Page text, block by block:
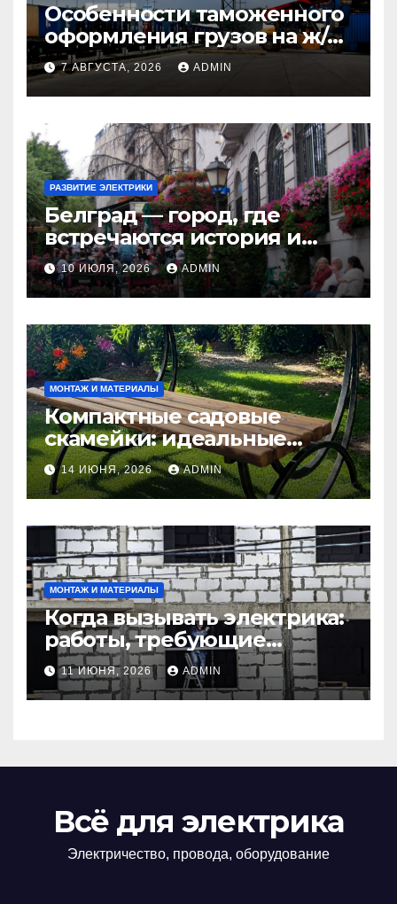
Особенности таможенного
оформления грузов на ж/д
станциях при перевозке из
Китая в Казахстан
7 АВГУСТА, 2026 ADMIN
РАЗВИТИЕ ЭЛЕКТРИКИ
Белград — город, где
встречаются история и
современность
10 ИЮЛЯ, 2026 ADMIN
МОНТАЖ И МАТЕРИАЛЫ
Компактные садовые
скамейки: идеальные
решения Madmetal.ru для
маленьких участков
14 ИЮНЯ, 2026 ADMIN
МОНТАЖ И МАТЕРИАЛЫ
Когда вызывать электрика:
работы, требующие
профессионала Электрик
круглосуточно
11 ИЮНЯ, 2026 ADMIN
Всё для электрика
Электричество, провода, оборудование